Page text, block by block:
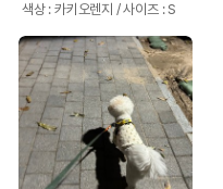
색상 : 카키오렌지 / 사이즈 : S